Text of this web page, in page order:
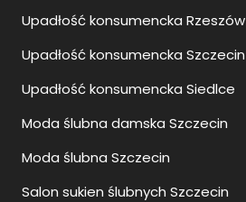
Upadłość konsumencka Rzeszów
Upadłość konsumencka Szczecin
Upadłość konsumencka Siedlce
Moda ślubna damska Szczecin
Moda ślubna Szczecin
Salon sukien ślubnych Szczecin